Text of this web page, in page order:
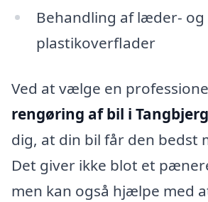
Behandling af læder- og
plastikoverflader
Ved at vælge en
rengøring af bil i Tangbjerg
dig, at din bil får den bedst
Det giver ikke blot et
men kan også hjælpe med